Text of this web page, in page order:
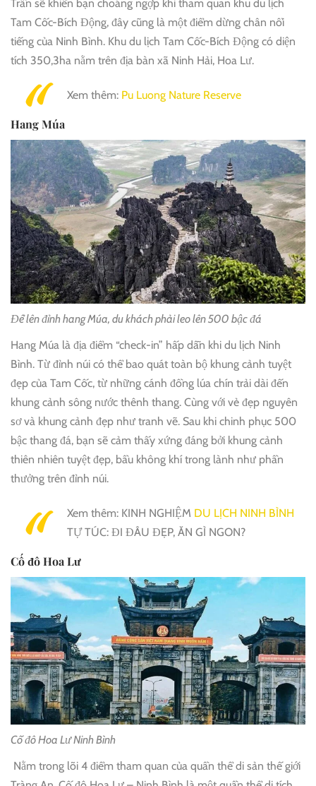
Trần sẽ khiến bạn choáng ngợp khi tham quan khu du lịch
Tam Cốc-Bích Động, đây cũng là một điểm dừng chân nổi
tiếng của Ninh Bình. Khu du lịch Tam Cốc-Bích Động có diện
tích 350,3ha nằm trên địa bàn xã Ninh Hải, Hoa Lư.
Xem thêm: Pu Luong Nature Reserve
Hang Múa
Để lên đỉnh hang Múa, du khách phải leo lên 500 bậc đá
Hang Múa là địa điểm “check-in” hấp dẫn khi du lịch Ninh
Bình. Từ đỉnh núi có thể bao quát toàn bộ khung cảnh tuyệt
đẹp của Tam Cốc, từ những cánh đồng lúa chín trải dài đến
khung cảnh sông nước thênh thang. Cùng với vẻ đẹp nguyên
sơ và khung cảnh đẹp như tranh vẽ. Sau khi chinh phục 500
bậc thang đá, bạn sẽ cảm thấy xứng đáng bởi khung cảnh
thiên nhiên tuyệt đẹp, bầu không khí trong lành như phần
thưởng trên đỉnh núi.
Xem thêm: KINH NGHIỆM DU LỊCH NINH BÌNH
TỰ TÚC: ĐI ĐÂU ĐẸP, ĂN GÌ NGON?
Cố đô Hoa Lư
Cố đô Hoa Lư Ninh Bình
Nằm trong lõi 4 điểm tham quan của quần thể di sản thế giới